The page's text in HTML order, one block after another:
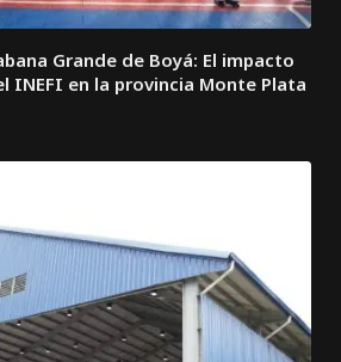
Grande de Boyá: El impacto
INEFI en la provincia Monte Plata